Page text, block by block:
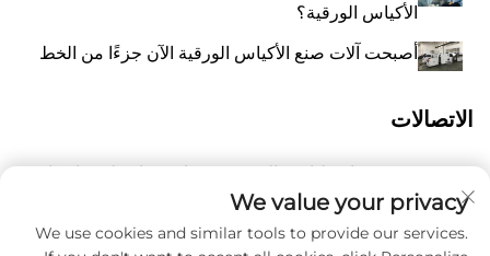
الأكياس الورقية؟
أصبحت آلات صنع الأكياس الورقية الآن جزءًا من الخط
الاتصالات
رقم 118 شارع ليانغيو الشرقية، تشانغتشياو، بلدة وانكوان،
بينغيانغ، مدينة ونتشو، مقاطعة تشيجيانغ، الصين 325409
P
8615988795434
We value your privacy
We use cookies and similar tools to provide our services.